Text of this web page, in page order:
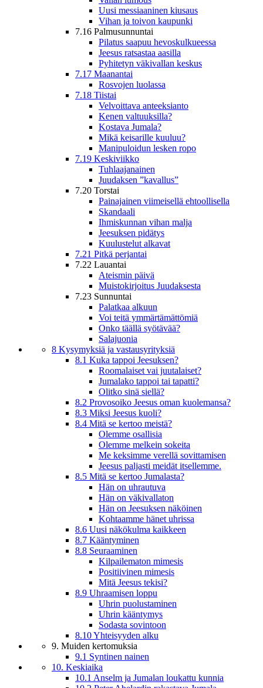
Uusi messiaaninen kiusaus
Vihan ja toivon kaupunki
7.16 Palmusunnuntai
Pilatus saapuu hevoskulkueessa
Jeesus ratsastaa aasilla
Pyhitetyn väkivallan keskus
7.17 Maanantai
Rosvojen luolassa
7.18 Tiistai
Velvoittava anteeksianto
Kenen valtuuksilla?
Kostava Jumala?
Mikä keisarille kuuluu?
Manipuloidun lesken ropo
7.19 Keskiviikko
Tuhlaajanainen
Juudaksen ”kavallus”
7.20 Torstai
Painajainen viimeisellä ehtoollisella
Skandaali
Ihmiskunnan vihan malja
Jeesuksen pidätys
Kuulustelut alkavat
7.21 Pitkä perjantai
7.22 Lauantai
Ateismin päivä
Muistokirjoitus Juudaksesta
7.23 Sunnuntai
Palatkaa alkuun
Voi teitä ymmärtämättömiä
Onko täällä syötävää?
Salajuonia
8 Kysymyksiä ja vastausyrityksiä
8.1 Kuka tappoi Jeesuksen?
Roomalaiset vai juutalaiset?
Jumalako tappoi tai tapatti?
Olitko sinä siellä?
8.2 Provosoiko Jeesus oman kuolemansa?
8.3 Miksi Jeesus kuoli?
8.4 Mitä se kertoo meistä?
Olemme osallisia
Olemme melkein sokeita
Me keksimme verellä sovittamisen
Jeesus paljasti meidät itsellemme.
8.5 Mitä se kertoo Jumalasta?
Hän on uhrautuva
Hän on väkivallaton
Hän on Jeesuksen näköinen
Kohtaamme hänet uhrissa
8.6 Uusi näkökulma kaikkeen
8.7 Kääntyminen
8.8 Seuraaminen
Kilpailematon mimesis
Positiivinen mimesis
Mitä Jeesus tekisi?
8.9 Uhraamisen loppu
Uhrin puolustaminen
Uhrin kääntymys
Sodasta sovintoon
8.10 Yhteisyyden alku
9. Muiden kertomuksia
9.1 Syntinen nainen
10. Keskiaika
10.1 Anselm ja Jumalan loukattu kunnia